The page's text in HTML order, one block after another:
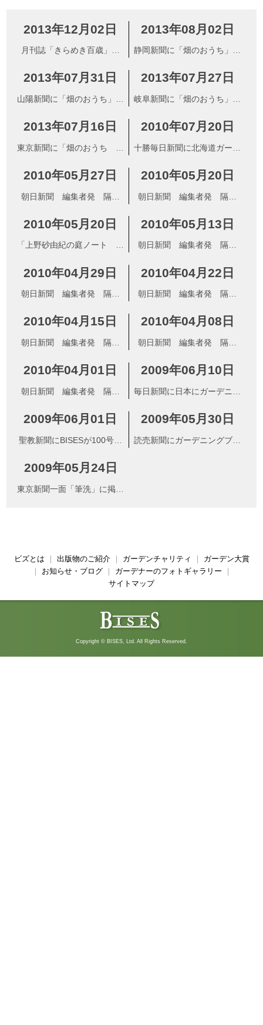
2013年12月02日
月刊誌「きらめき百歳」に
した
2013年08月02日
静岡新聞に「畑のおうち」が
2013年07月31日
山陽新聞に「畑のおうち」が
2013年07月27日
岐阜新聞に「畑のおうち」が
2013年07月16日
東京新聞に「畑のおうち ク
紹介されました
2010年07月20日
十勝毎日新聞に北海道ガーデ
が掲載されました
2010年05月27日
朝日新聞 編集者発 隔月
報発信」
2010年05月20日
朝日新聞 編集者発 隔月
き広がる」
2010年05月20日
「上野砂由紀の庭ノート ガ
した
2010年05月13日
朝日新聞 編集者発 隔月
デン」
2010年04月29日
朝日新聞 編集者発 隔月
北海道」
2010年04月22日
朝日新聞 編集者発 隔月
三世代へ」
2010年04月15日
朝日新聞 編集者発 隔月
るバラ」
2010年04月08日
朝日新聞 編集者発 隔月
楽しみ」
2010年04月01日
朝日新聞 編集者発 隔月
る自然」
2009年06月10日
毎日新聞に日本にガーデニン
紹介されました
2009年06月01日
聖教新聞にBISESが100号を
2009年05月30日
読売新聞にガーデニングブー
2009年05月24日
東京新聞一面「筆洗」に掲載
ビズとは ｜ 出版物のご紹介｜ ガーデンチャリティ ｜ ガーデン大賞
｜ お知らせ・ブログ｜ ガーデナーのフォトギャラリー ｜
サイトマップ
Copyright © BISES, Ltd. All Rights Reserved.